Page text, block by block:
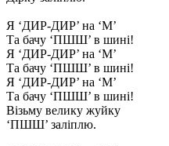
Я ‘ДИР-ДИР’ на ‘М’
Та бачу ‘ПШШ’ в шині!
Я ‘ДИР-ДИР’ на ‘М’
Та бачу ‘ПШШ’ в шині!
Я ‘ДИР-ДИР’ на ‘М’
Та бачу ‘ПШШ’ в шині!
Візьму велику жуйку
‘ПШШ’ заліплю.